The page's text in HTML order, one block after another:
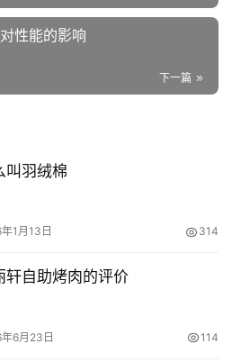
性能的影响
下一篇
叫羽绒棉
1月13日 314
轩自助烤肉的评价
6月23日 114